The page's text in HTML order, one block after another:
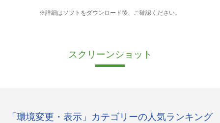
※詳細はソフトをダウンロード後、ご確認ください。
スクリーンショット
「環境変更・表示」カテゴリーの人気ランキング